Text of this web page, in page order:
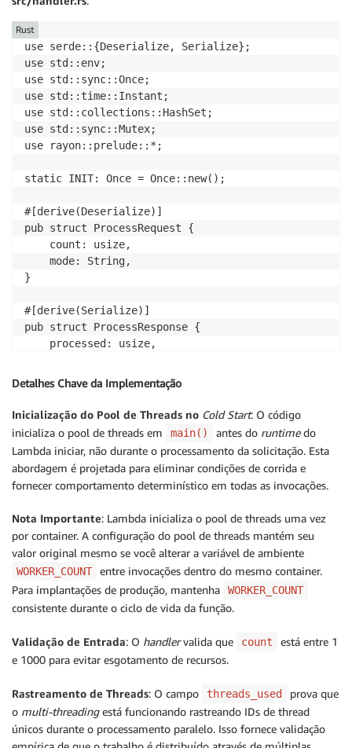
use serde::{Deserialize, Serialize};
use std::env;
use std::sync::Once;
use std::time::Instant;
use std::collections::HashSet;
use std::sync::Mutex;
use rayon::prelude::*;
static INIT: Once = Once::new();
#[derive(Deserialize)]
pub struct ProcessRequest {
    count: usize,
    mode: String,
}
#[derive(Serialize)]
pub struct ProcessResponse {
    processed: usize,
    mode: String,
    workers: usize,
    detected_cpus: usize,
    avg_ms_per_item: f64,
    memory_used_kb: u64,
threads_used: usize, // Actual threads that
}
fn hash_password(password: &str) -> Result<String,
    bcrypt::hash(password, 10)
}
// Process items one at a time (baseline for
fn process_sequential(items: Vec<String>) ->
        .iter()
        .map(|item| hash_password(item))
    results
        .map(|r| (r, 1))
.map_err(|e| Box::new(e) as Box<dyn
Rust
Detalhes Chave da Implementação
Inicialização do Pool de Threads no Cold Start: O código
inicializa o pool de threads em
main() antes do runtimedo
Lambda iniciar, não durante o processamento da solicitação. Esta
abordagem é projetada para eliminar condições de corrida e
fornecer comportamento determinístico em todas as invocações.
Nota Importante: Lambda inicializa o pool de threads uma vez
por container. A configuração do pool de threads mantém seu
valor original mesmo se você alterar a variável de ambiente
WORKER_COUNT
entre invocações dentro do mesmo container.
Para implantações de produção, mantenha
WORKER_COUNT
consistente durante o ciclo de vida da função.
Validação de Entrada: O handlervalida que count
está entre 1
e 1000 para evitar esgotamento de recursos.
Rastreamento de Threads: O campo threads_used
prova que
o multi-threadingestá funcionando rastreando IDs de thread
únicos durante o processamento paralelo. Isso fornece validação